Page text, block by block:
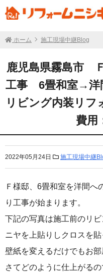
ホーム 施工現場中継Blog
鹿児島県霧島市
工事 6畳和室→洋
リビング内装リ
費用
2022年05月24日 施工現場中継
Ｆ様邸、6畳和室を洋間へ
り工事が始まります。
下記の写真は施工前のリ
ニヤを上貼りしクロスを貼
壁紙を変えるだけでもお部
さてどのように仕上がるの